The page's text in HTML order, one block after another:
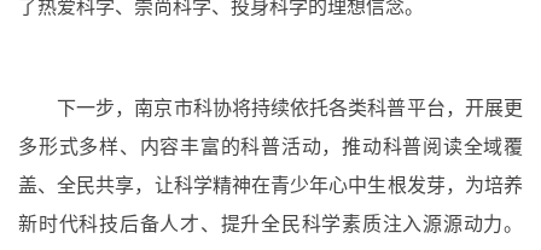
了热爱科学、崇尚科学、投身科学的理想信念。
下一步，南京市科协将持续依托各类科普平台，开展更
多形式多样、内容丰富的科普活动，推动科普阅读全域覆
盖、全民共享，让科学精神在青少年心中生根发芽，为培养
新时代科技后备人才、提升全民科学素质注入源源动力。